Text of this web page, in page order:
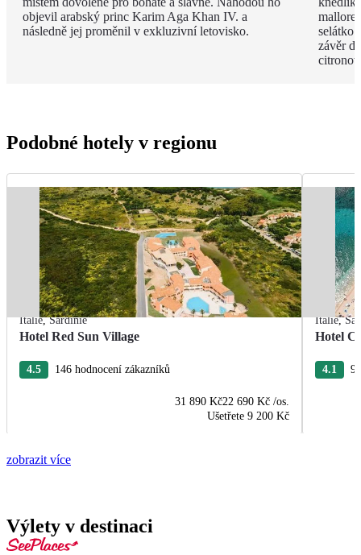
objevil arabský princ Karim Aga Khan IV. a
následně jej proměnil v exkluzivní letovisko.
selátko
závěr
Podobné hotely v regionu
Itálie,Sardinie
Hotel Red Sun Village
4.5 146 hodnocení zákazníků
31 890 Kč22 690 Kč /os.
Ušetřete 9 200 Kč
Itálie,
Hotel
4.1
zobrazit více
Výlety v destinaci